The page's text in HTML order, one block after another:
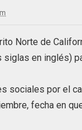
Norte de
siglas en inglés)
sociales por el
fecha en